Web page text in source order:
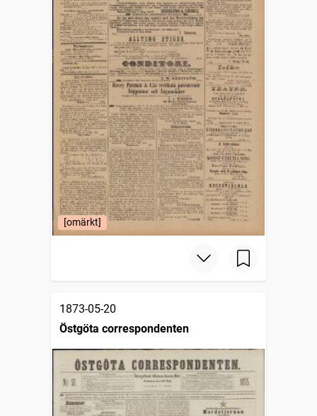
[omärkt]
1873-05-20
Östgöta correspondenten